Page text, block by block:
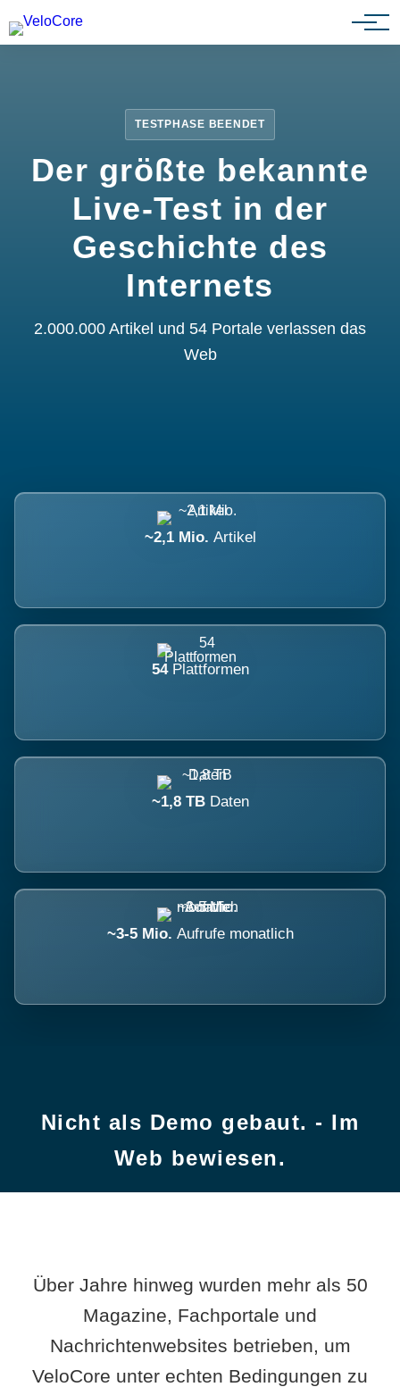
Partnerprogramm
TESTPHASE BEENDET
Der größte bekannte
Live-Test in der
Geschichte des
Internets
2.000.000 Artikel und 54 Portale verlassen das
Web
~2,1 Mio. Artikel
54 Plattformen
~1,8 TB Daten
~3-5 Mio. Aufrufe monatlich
Nicht als Demo gebaut. - Im
Web bewiesen.
Über Jahre hinweg wurden mehr als 50
Magazine, Fachportale und
Nachrichtenwebsites betrieben, um
VeloCore unter echten Bedingungen zu